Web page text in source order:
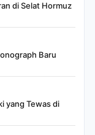
di Selat Hormuz
Baru
yang Tewas di